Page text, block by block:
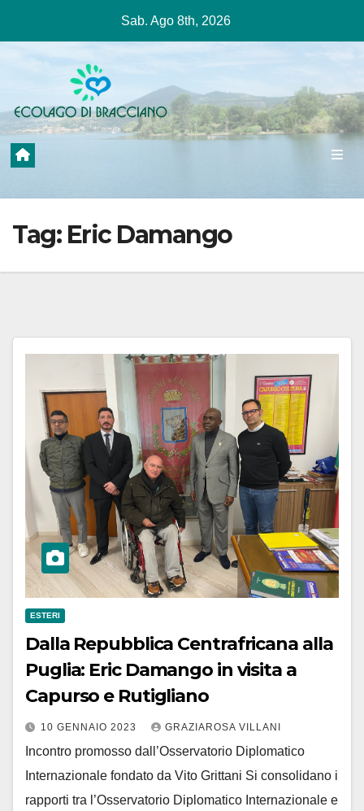
contenuto
Sab. Ago 8th, 2026
Tag: Eric Damango
ESTERI
Dalla Repubblica Centrafricana alla
Puglia: Eric Damango in visita a
Capurso e Rutigliano
10 GENNAIO 2023 GRAZIAROSA VILLANI
Incontro promosso dall’Osservatorio Diplomatico
Internazionale fondato da Vito Grittani Si consolidano i
rapporti tra l’Osservatorio Diplomatico Internazionale e